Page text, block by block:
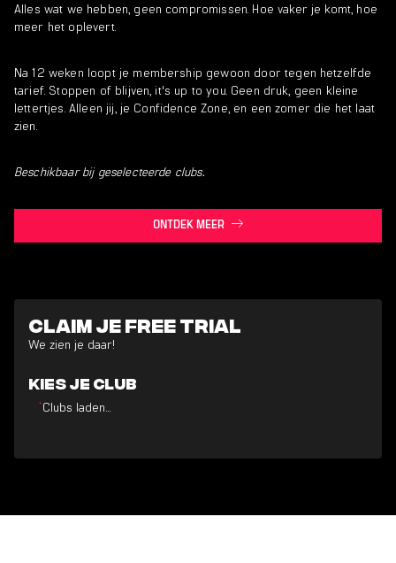
Alles wat we hebben, geen compromissen. Hoe vaker je komt, hoe
meer het oplevert.
Na 12 weken loopt je membership gewoon door tegen hetzelfde
tarief. Stoppen of blijven, it's up to you. Geen druk, geen kleine
lettertjes. Alleen jij, je Confidence Zone, en een zomer die het laat
zien.
Beschikbaar bij geselecteerde clubs.
ONTDEK MEER
Claim je free trial
We zien je daar!
Kies je club
Clubs laden…